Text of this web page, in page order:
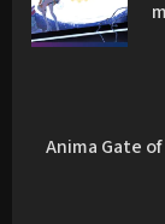
Next
Anima Gate